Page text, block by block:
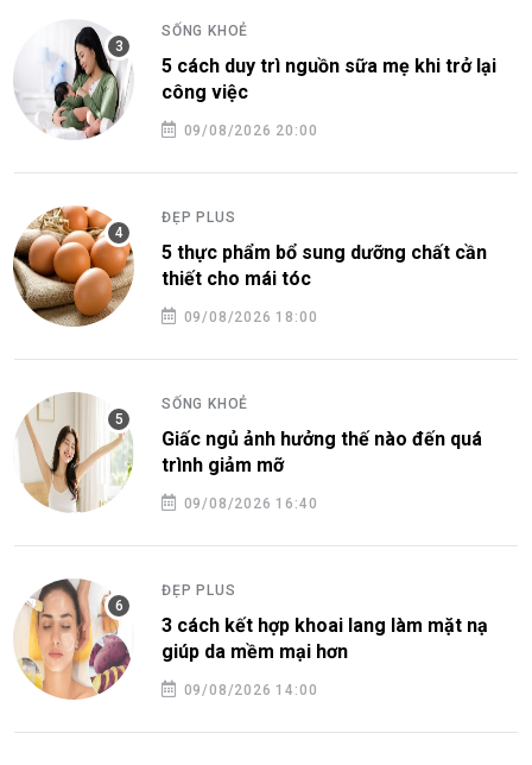
SỐNG KHOẺ
5 cách duy trì nguồn sữa mẹ khi trở lại
công việc
09/08/2026 20:00
ĐẸP PLUS
5 thực phẩm bổ sung dưỡng chất cần
thiết cho mái tóc
09/08/2026 18:00
SỐNG KHOẺ
Giấc ngủ ảnh hưởng thế nào đến quá
trình giảm mỡ
09/08/2026 16:40
ĐẸP PLUS
3 cách kết hợp khoai lang làm mặt nạ
giúp da mềm mại hơn
09/08/2026 14:00